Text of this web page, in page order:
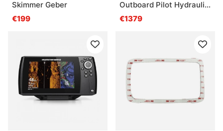
Skimmer Geber
€199
Outboard Pilot Hydraulic
Pack, MKII Pump-1
€1379